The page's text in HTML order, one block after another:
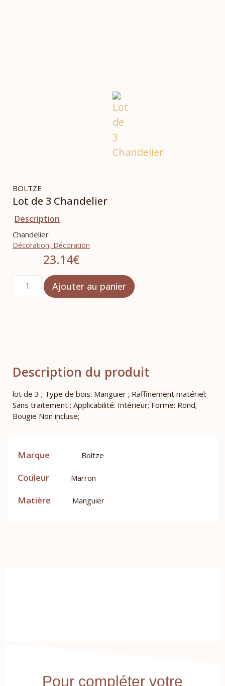
BOLTZE
Lot de 3 Chandelier
Description
Chandelier
Décoration, Décoration
23.14€
Ajouter au panier
Description du produit
lot de 3 ; Type de bois: Manguier ; Raffinement matériel:
Sans traitement ; Applicabilité: Intérieur; Forme: Rond;
Bougie Non incluse;
Marque Boltze
Couleur Marron
Matière Manguier
Pour compléter votre